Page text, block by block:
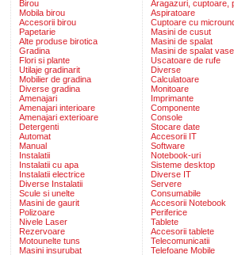
Birou
Mobila birou
Accesorii birou
Papetarie
Alte produse birotica
Gradina
Flori si plante
Utilaje gradinarit
Mobilier de gradina
Diverse gradina
Amenajari
Amenajari interioare
Amenajari exterioare
Detergenti
Automat
Manual
Instalatii
Instalatii cu apa
Instalatii electrice
Diverse Instalatii
Scule si unelte
Masini de gaurit
Polizoare
Nivele Laser
Rezervoare
Motounelte tuns
Masini insurubat
Aragazuri, cuptoare,
Aspiratoare
Cuptoare cu
Masini de cusut
Masini de spalat
Masini de spalat vase
Uscatoare de rufe
Diverse
Calculatoare
Monitoare
Imprimante
Componente
Console
Stocare date
Accesorii IT
Software
Notebook-uri
Sisteme desktop
Diverse IT
Servere
Consumabile
Accesorii Notebook
Periferice
Tablete
Accesorii tablete
Telecomunicatii
Telefoane Mobile